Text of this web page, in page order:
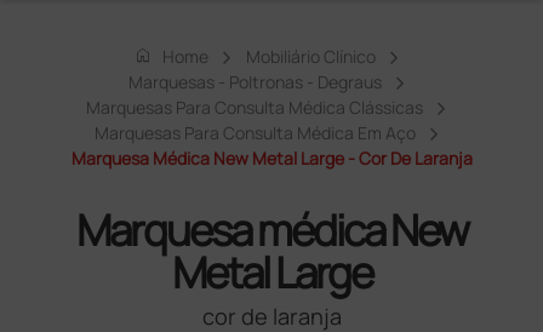
home Home
Mobiliário Clínico
Marquesas - Poltronas - Degraus
Marquesas Para Consulta Médica Clássicas
Marquesas Para Consulta Médica Em Aço
Marquesa Médica New Metal Large - Cor De Laranja
Marquesa médica New
Metal Large
cor de laranja